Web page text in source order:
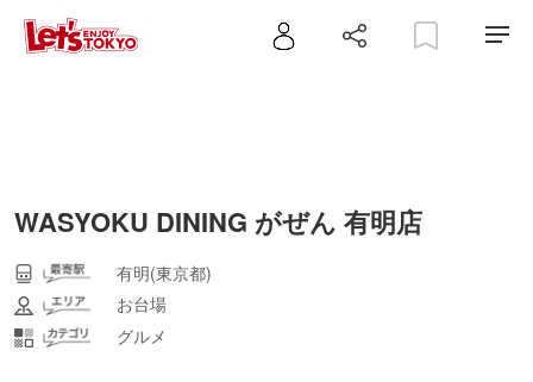
WASYOKU DINING がぜん 有明店
有明(東京都)
お台場
グルメ